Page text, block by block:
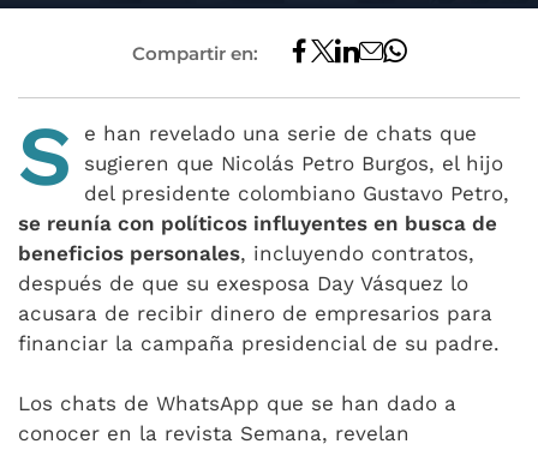
Compartir en:
S
e han revelado una serie de chats que
sugieren que Nicolás Petro Burgos, el hijo
del presidente colombiano Gustavo Petro,
se reunía con políticos influyentes en busca de
beneficios personales, incluyendo contratos,
después de que su exesposa Day Vásquez lo
acusara de recibir dinero de empresarios para
financiar la campaña presidencial de su padre.
Los chats de WhatsApp que se han dado a
conocer en la revista Semana, revelan